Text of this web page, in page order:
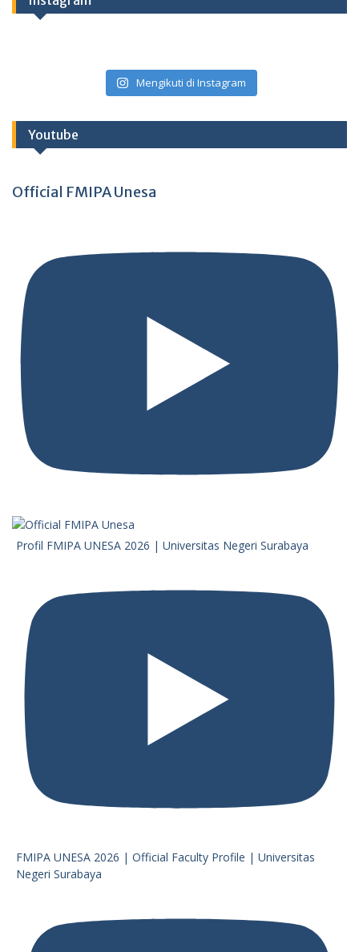
Mengikuti di Instagram
Youtube
Official FMIPA Unesa
Profil FMIPA UNESA 2026 | Universitas Negeri Surabaya
FMIPA UNESA 2026 | Official Faculty Profile | Universitas
Negeri Surabaya